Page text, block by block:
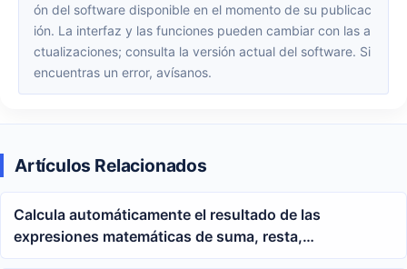
ón del software disponible en el momento de su publicac
ión. La interfaz y las funciones pueden cambiar con las a
ctualizaciones; consulta la versión actual del software. Si
encuentras un error, avísanos.
Artículos Relacionados
Calcula automáticamente el resultado de las
expresiones matemáticas de suma, resta,
multiplicación y división copiadas en el portapapeles.